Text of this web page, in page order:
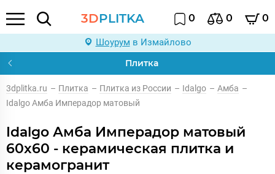
3DPLITKA 0 0 0
Шоурум в Измайлово
Плитка
3dplitka.ru – Плитка – Плитка из России – Idalgo – Амба –
Idalgo Амба Имперадор матовый
Idalgo Амба Имперадор матовый
60x60 - керамическая плитка и
керамогранит